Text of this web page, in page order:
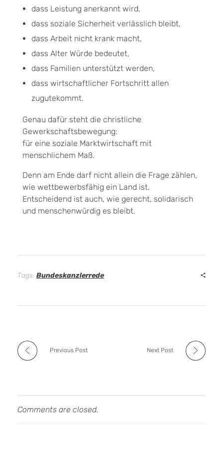
dass Leistung anerkannt wird,
dass soziale Sicherheit verlässlich bleibt,
dass Arbeit nicht krank macht,
dass Alter Würde bedeutet,
dass Familien unterstützt werden,
dass wirtschaftlicher Fortschritt allen
zugutekommt.
Genau dafür steht die christliche
Gewerkschaftsbewegung:
für eine soziale Marktwirtschaft mit
menschlichem Maß.
Denn am Ende darf nicht allein die Frage zählen,
wie wettbewerbsfähig ein Land ist.
Entscheidend ist auch, wie gerecht, solidarisch
und menschenwürdig es bleibt.
Tags: Bundeskanzlerrede
Previous Post Next Post
Comments are closed.